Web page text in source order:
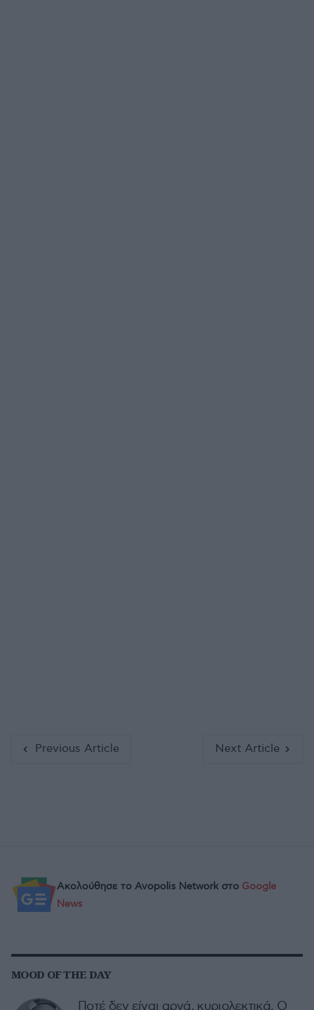
Ακολούθησε το Avopolis Network στο Google
News
MOOD OF THE DAY
Ποτέ δεν είναι αργά, κυριολεκτικά. Ο
Previous Article Next Article